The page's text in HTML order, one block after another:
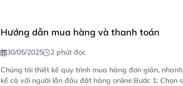
Hướng dẫn mua hàng và thanh toán
30/05/2025
2 phút đọc
Chúng tôi thiết kế quy trình mua hàng đơn giản,
kể cả với người lần đầu đặt hàng online:Bước 1: Chọn